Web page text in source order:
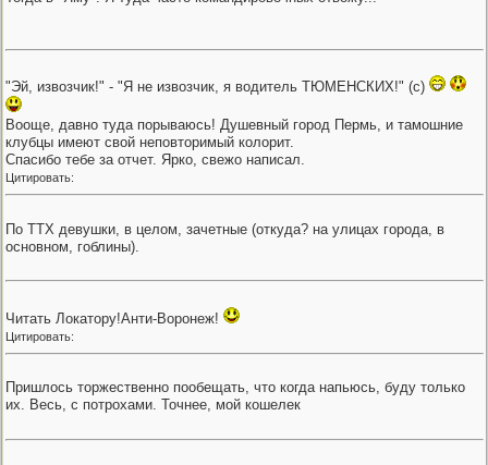
"Эй, извозчик!" - "Я не извозчик, я водитель ТЮМЕНСКИХ!" (с)
Вооще, давно туда порываюсь! Душевный город Пермь, и тамошние
клубцы имеют свой неповторимый колорит.
Спасибо тебе за отчет. Ярко, свежо написал.
Цитировать:
По ТТХ девушки, в целом, зачетные (откуда? на улицах города, в
основном, гоблины).
Читать Локатору!Анти-Воронеж!
Цитировать:
Пришлось торжественно пообещать, что когда напьюсь, буду только
их. Весь, с потрохами. Точнее, мой кошелек